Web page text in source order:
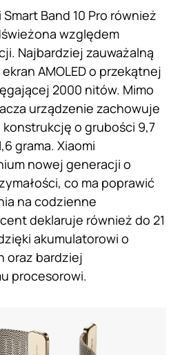
Band 10 Pro również
względem
Najbardziej zauważalną
AMOLED o przekątnej
2000 nitów. Mimo
urządzenie zachowuje
o grubości 9,7
grama. Xiaomi
nowej generacji o
co ma poprawić
na codzienne
deklaruje również do 21
akumulatorowi o
oraz bardziej
procesorowi.